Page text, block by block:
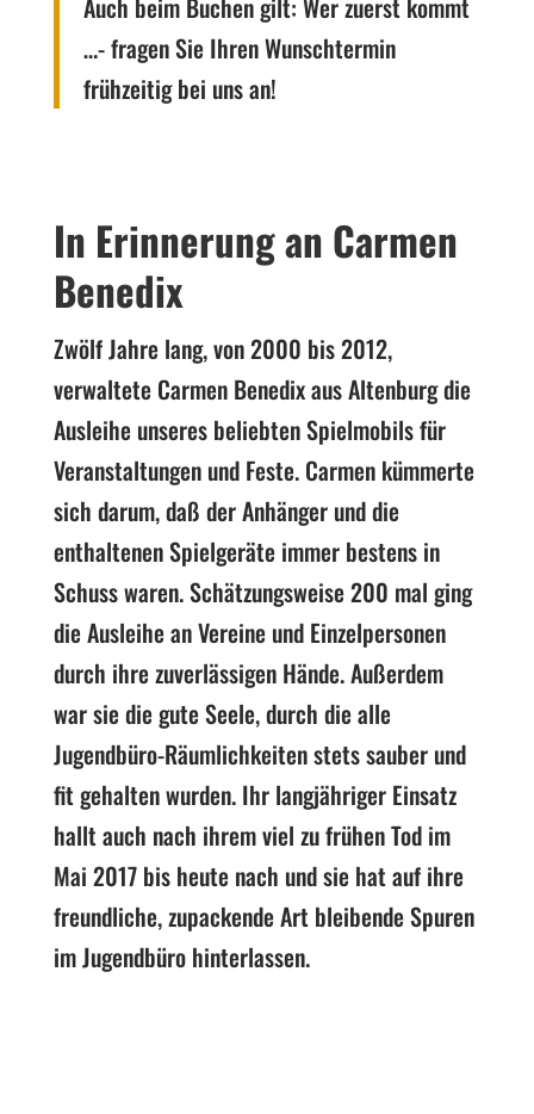
Auch beim Buchen gilt: Wer zuerst kommt
…- fragen Sie Ihren Wunschtermin
frühzeitig bei uns an!
In Erinnerung an Carmen
Benedix
Zwölf Jahre lang, von 2000 bis 2012,
verwaltete Carmen Benedix aus Altenburg die
Ausleihe unseres beliebten Spielmobils für
Veranstaltungen und Feste. Carmen kümmerte
sich darum, daß der Anhänger und die
enthaltenen Spielgeräte immer bestens in
Schuss waren. Schätzungsweise 200 mal ging
die Ausleihe an Vereine und Einzelpersonen
durch ihre zuverlässigen Hände. Außerdem
war sie die gute Seele, durch die alle
Jugendbüro-Räumlichkeiten stets sauber und
fit gehalten wurden. Ihr langjähriger Einsatz
hallt auch nach ihrem viel zu frühen Tod im
Mai 2017 bis heute nach und sie hat auf ihre
freundliche, zupackende Art bleibende Spuren
im Jugendbüro hinterlassen.